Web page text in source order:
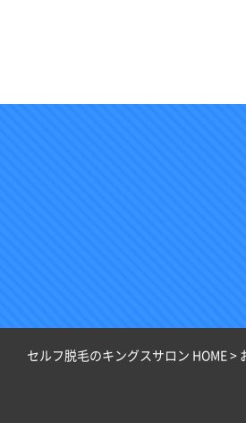
セルフ脱毛のキングスサロン HOME>